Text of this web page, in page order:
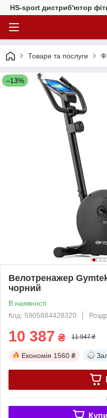
HS-sport дистриб'ютор
Товари та послуги
–13%
Велотренажер
чорний
В наявності
Код: 5905884428320
10 387 ₴ 11 947 ₴
Економія 1560 ₴